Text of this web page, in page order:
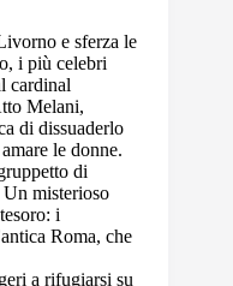
e sferza le
i più celebri
cardinal
Melani,
di dissuaderlo
le donne.
di
misterioso
i
Roma, che
a rifugiarsi su